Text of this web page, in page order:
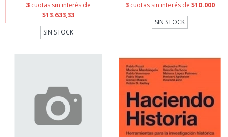
3 cuotas sin interés de
$13.633,33
SIN STOCK
3 cuotas sin interés de $10.000
SIN STOCK